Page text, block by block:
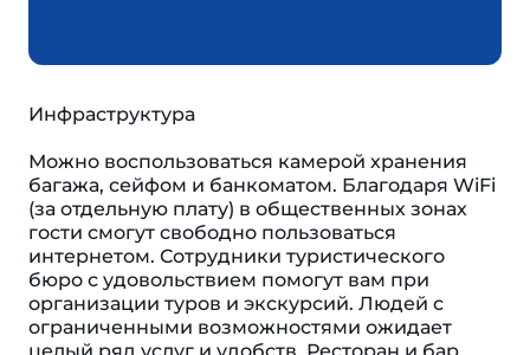
Инфраструктура
Можно воспользоваться камерой хранения
багажа, сейфом и банкоматом. Благодаря WiFi
(за отдельную плату) в общественных зонах
гости смогут свободно пользоваться
интернетом. Сотрудники туристического
бюро с удовольствием помогут вам при
организации туров и экскурсий. Людей с
ограниченными возможностями ожидает